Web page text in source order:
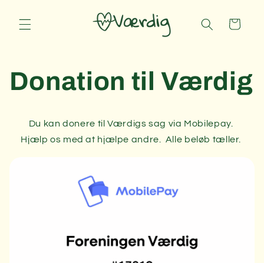
indhold
Indkøbskurv
Donation til Værdig
Du kan donere til Værdigs sag via Mobilepay.
Hjælp os med at hjælpe andre. Alle beløb tæller.